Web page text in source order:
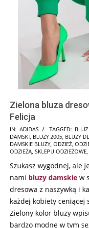
Zielona bluza
Felicja
2025-
08-
31
IN: ADIDAS TAGGED:
DAMSKI BLUZY 2005 BLUZY
DAMSKIE BLUZY ODZIEŻ
ODZIEŻĄ SKLEPU ODZIEŻOWE
Szukasz wygodnej, ale
nami bluzy damskie w
dresowa z naszywką i
każdej kobiety
Zielony kolor bluzy
bardzo modne w tym